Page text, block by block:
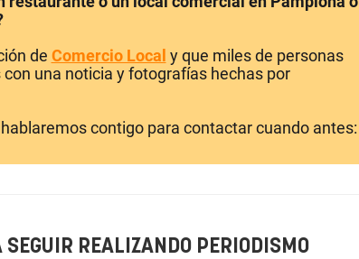
de Comercio Local y que miles de personas
una noticia y fotografías hechas por
contigo para contactar cuando antes:
SEGUIR REALIZANDO PERIODISMO